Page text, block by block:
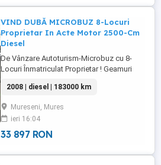
VIND DUBĂ MICROBUZ 8-Locuri
Proprietar In Acte Motor 2500-Cm
Diesel
De Vânzare Autoturism-Microbuz cu 8-
Locuri Înmatriculat Proprietar ! Geamuri
funcționează foarte bine ! Mașina Este
Modelul Fără Filtru De Particule ! Uși
Culisante Pe Ambele Părți ! ! Estetic mai are
mici zgârieturi ! Clima Nu Funcționează !
2008 | diesel | 183000 km
Mureseni, Mures
ieri 16:04
33 897 RON